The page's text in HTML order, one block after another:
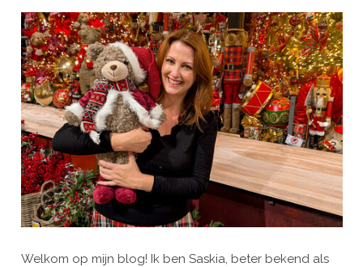
Welkom op mijn blog! Ik ben Saskia, beter bekend als